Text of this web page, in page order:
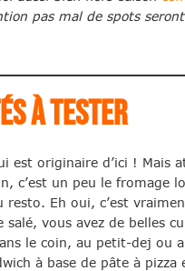
pas mal de spots
à tester
est originaire d’ici ! Mais
c’est un peu le fromage
resto. Eh oui, c’est
vous avez de belles
le coin, au petit-dej
à base de pâte à pizza